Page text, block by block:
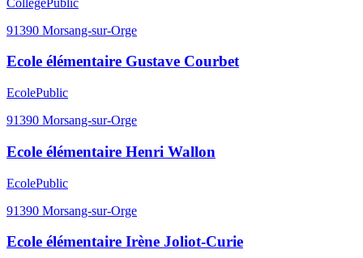
91390 Morsang-sur-Orge
Ecole élémentaire Gustave Courbet
EcolePublic
91390 Morsang-sur-Orge
Ecole élémentaire Henri Wallon
EcolePublic
91390 Morsang-sur-Orge
Ecole élémentaire Irène Joliot-Curie